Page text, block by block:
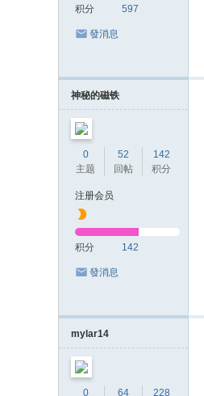
积分 597
發消息
神秘的磁铁
0
主题
52
回帖
142
积分
注册会员
积分 142
發消息
mylar14
0
64
228